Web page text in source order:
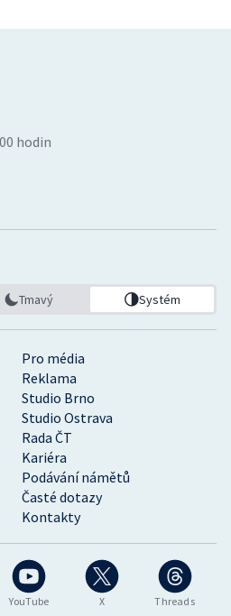
YouTube X Threads
Pro média
Reklama
Studio Brno
Studio Ostrava
Rada ČT
Kariéra
Podávání námětů
Časté dotazy
Kontakty
hodin
Tmavý Systém